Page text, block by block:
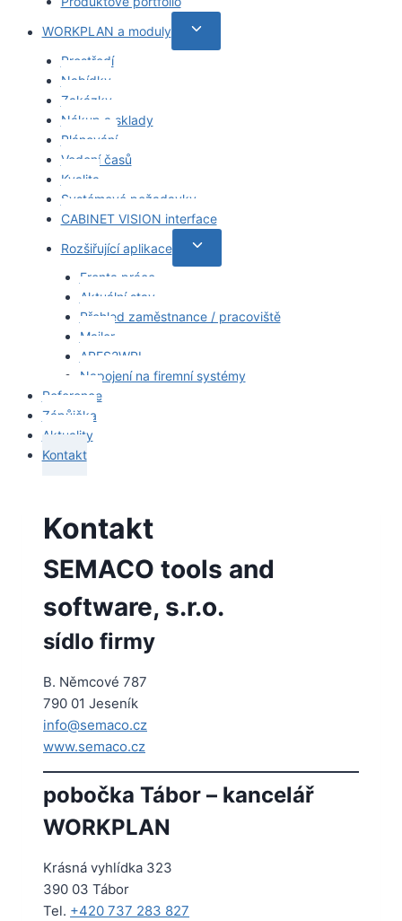
WORKPLAN a moduly
Toggle
child
Prostředí
Nabídky
Zakázky
Nákup a sklady
Plánování
Vedení časů
Kvalita
Systémové požadavky
CABINET VISION interface
Rozšiřující aplikace
Toggle
child
Fronta práce
Aktuální stav
Přehled zaměstnance / pracoviště
Mailer
ARES2WPL
Napojení na firemní systémy
Reference
Zápůjčka
Aktuality
Kontakt
Kontakt
SEMACO tools and
software, s.r.o.
sídlo firmy
B. Němcové 787
790 01 Jeseník
info@semaco.cz
www.semaco.cz
pobočka Tábor – kancelář
WORKPLAN
Krásná vyhlídka 323
390 03 Tábor
Tel. +420 737 283 827